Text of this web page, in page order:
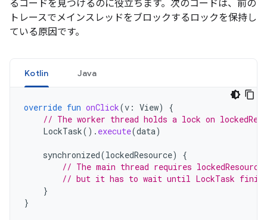
るコードを見つけるのに役立ちます。次のコードは、前の
トレースでメインスレッドをブロックするロックを保持し
ている原因です。
Kotlin Java
override fun onClick(v : View)
{
// The worker thread holds a lock on
LockTask(). execute(data)
synchronized(lockedResource)
{
// The main thread requires lockedResource
// but it has to wait until LockTask
}
}